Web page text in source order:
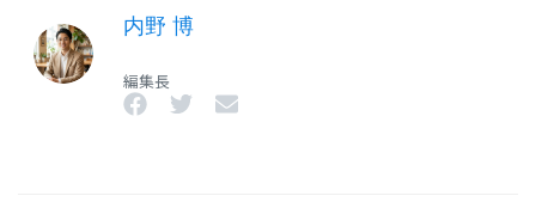
内野 博
編集長